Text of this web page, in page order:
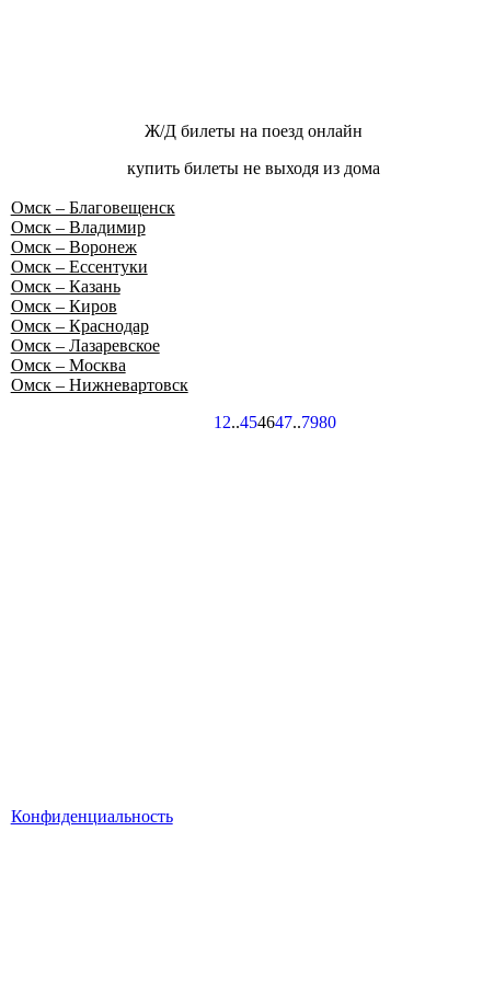
Ж/Д билеты на поезд онлайн
купить билеты не выходя из дома
Омск – Благовещенск
Омск – Владимир
Омск – Воронеж
Омск – Ессентуки
Омск – Казань
Омск – Киров
Омск – Краснодар
Омск – Лазаревское
Омск – Москва
Омск – Нижневартовск
1 2..454647..7980
Конфиденциальность